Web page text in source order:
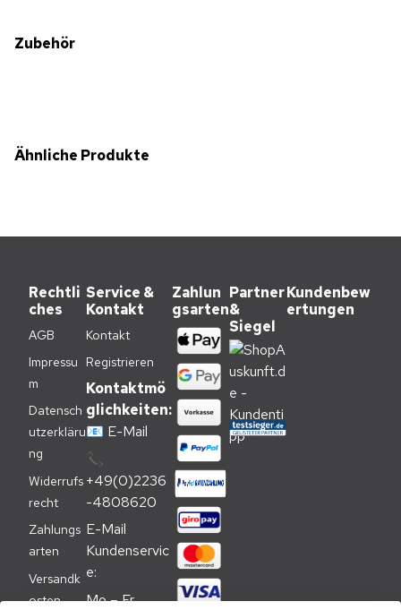
Zubehör
Ähnliche Produkte
Rechtli
ches
AGB
Impressu
m
Datensch
utzerkläru
ng
Widerrufs
recht
Zahlungs
arten
Versandk
osten
Service &
Kontakt
Kontakt
Registrieren
Kontaktmö
glichkeiten:
📧 E-Mail
📞
+49(0)2236
-4808620
E-Mail
Kundenservic
e:
Mo – Fr
Zahlun
gsarten
Partner
&
Siegel
Kundenbew
ertungen